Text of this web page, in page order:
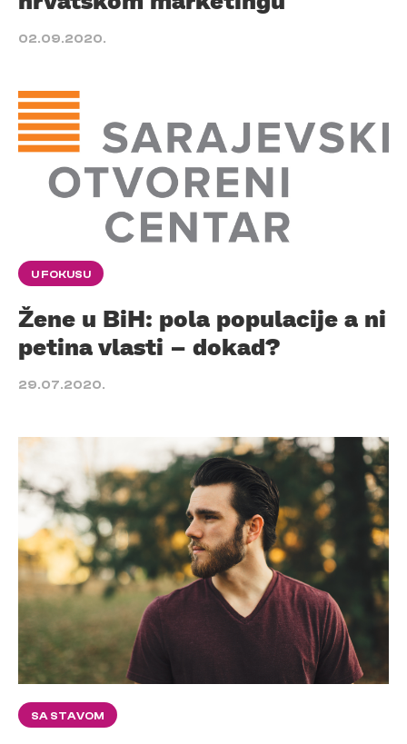
02.09.2020.
U FOKUSU
Žene u BiH: pola populacije a ni
petina vlasti – dokad?
29.07.2020.
SA STAVOM